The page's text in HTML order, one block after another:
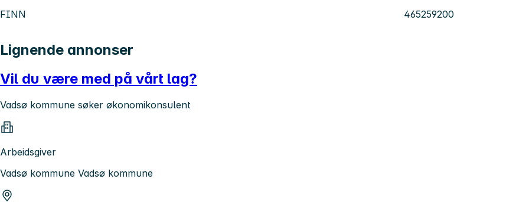
FINN
465259200
Lignende annonser
Vil du være med på vårt lag?
Vadsø kommune søker økonomikonsulent
Arbeidsgiver
Vadsø kommune Vadsø kommune